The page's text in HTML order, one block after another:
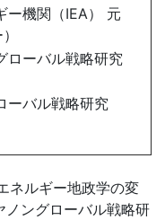
機関（IEA） 元
ーバル戦略研究
バル戦略研究
ネルギー地政学の変
ノングローバル戦略研